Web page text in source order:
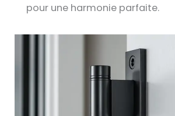
pour une harmonie parfaite.